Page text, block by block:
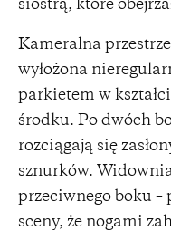
siostrą, które
Kameralna
wyłożona
parkietem w
środku. Po dwóch
rozciągają się
sznurków.
przeciwnego boku –
sceny, że nogami